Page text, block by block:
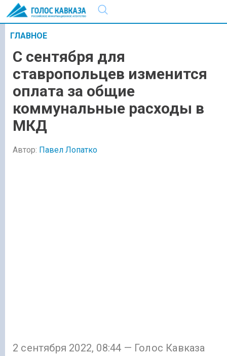
ГЛАВНОЕ
С сентября для
ставропольцев изменится
оплата за общие
коммунальные расходы в
МКД
Автор: Павел Лопатко
2 сентября 2022, 08:44 — Голос Кавказа